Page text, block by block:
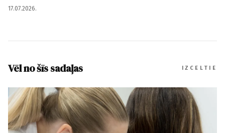
17.07.2026.
Vēl no šīs sadaļas IZCELTIE